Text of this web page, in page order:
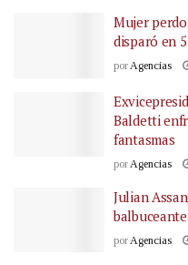
Mujer
disparó en
porAgencias
Baldetti
fantasmas
por Agencias
Julian
por Agencias